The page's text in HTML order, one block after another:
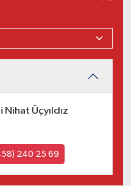
Üçyıldız
240 25 69